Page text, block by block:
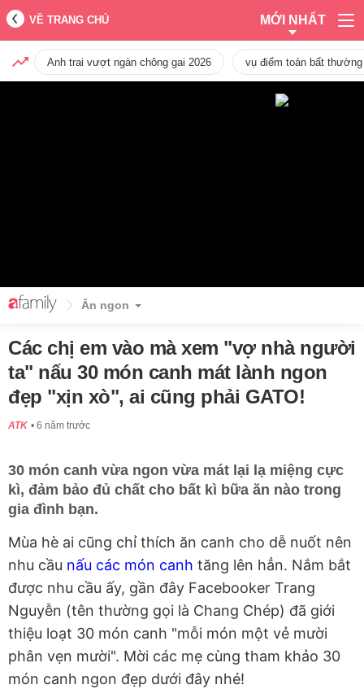
VỀ TRANG CHỦ MỚI NHẤT
Anh trai vượt ngàn chông gai 2026 vụ điểm toán bất
Ăn ngon
Các chị em vào mà xem "vợ nhà người
ta" nấu 30 món canh mát lành ngon
đẹp "xịn xò", ai cũng phải GATO!
ATK 6 năm trước
30 món canh vừa ngon vừa mát lại lạ miệng cực
kì, đảm bảo đủ chất cho bất kì bữa ăn nào trong
gia đình bạn.
Mùa hè ai cũng chỉ thích ăn canh cho dễ nuốt nên
nhu cầu nấu các món canh tăng lên hẳn. Nắm bắt
được nhu cầu ấy, gần đây Facebooker Trang
Nguyễn (tên thường gọi là Chang Chép) đã giới
thiệu loạt 30 món canh "mỗi món một vẻ mười
phân vẹn mười". Mời các mẹ cùng tham khảo 30
món canh ngon đẹp dưới đây nhé!